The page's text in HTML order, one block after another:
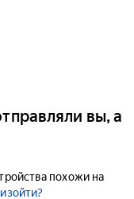
вы, а
похожи на